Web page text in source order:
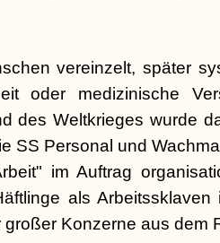
vereinzelt, später
oder medizinische
des Weltkrieges wurde
SS Personal und
im Auftrag
als Arbeitssklaven
Konzerne aus dem